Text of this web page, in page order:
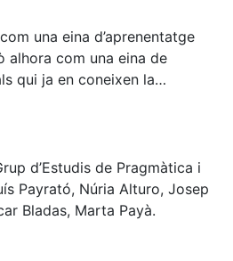
una eina d’aprenentatge
alhora com una eina de
qui ja en coneixen la
Per això inclou des dels
molt ben concebuts per a
més complexos, que tenen a
el tipus de sistema de
servir en cada recerca, amb
mena de comentaris o
d’Estudis de Pragmàtica i
Payrató, Núria Alturo, Josep
Bladas, Marta Payà.